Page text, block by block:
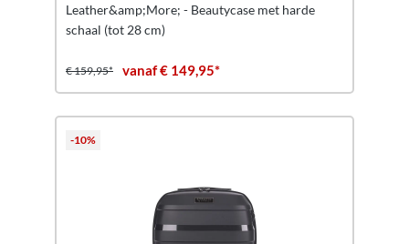
Leather&amp;More; - Beautycase met harde
schaal (tot 28 cm)
€ 159,95* vanaf € 149,95*
-10%